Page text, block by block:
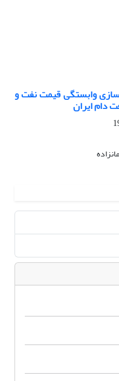
وابستگی قیمت نفت و
دام ایران